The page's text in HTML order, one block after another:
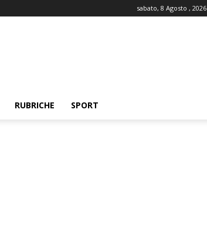
sabato, 8 Agosto , 2026
RUBRICHE SPORT